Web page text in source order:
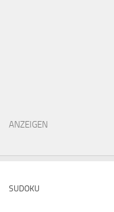
ANZEIGEN
SUDOKU